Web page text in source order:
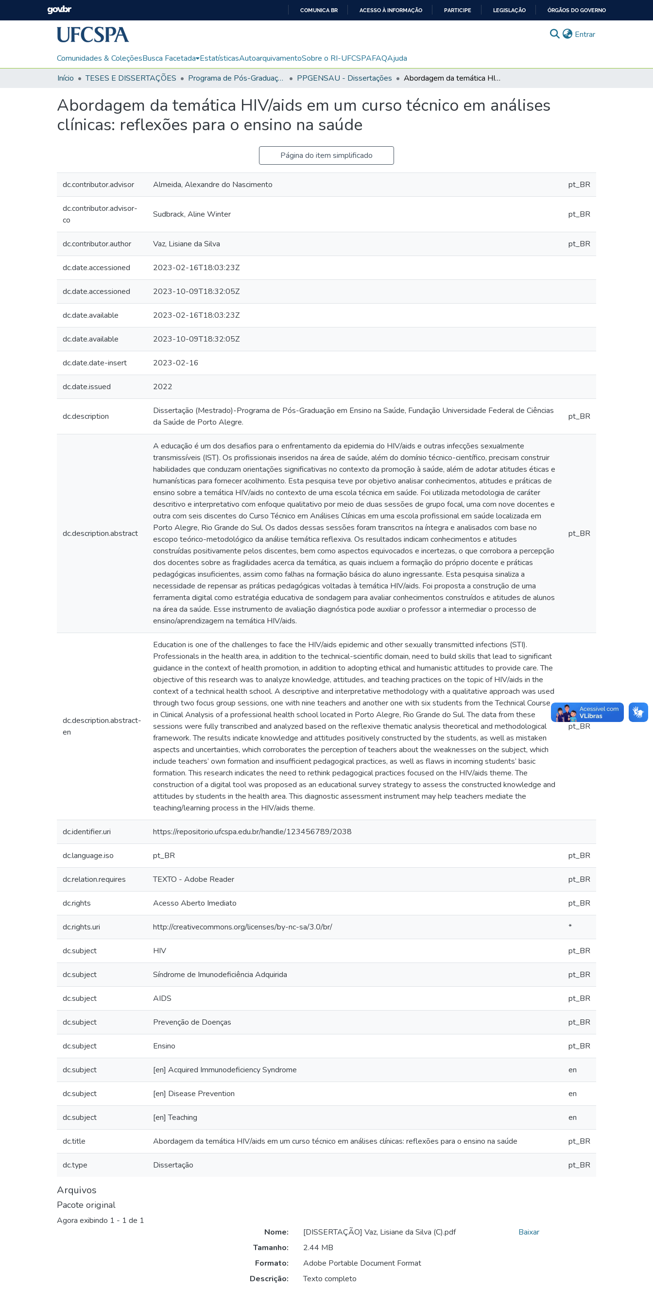
CONTEÚDO
COMUNICA BR ACESSO À INFORMAÇÃO PARTICIPE LEGISLAÇÃO ÓRGÃOS DO GOVERNO
Entrar(current)
Comunidades & ColeçõesBusca Facetada EstatísticasAutoarquivamentoSobre o RI-UFCSPAFAQAjuda
Início
TESES E DISSERTAÇÕES Programa de Pós-Graduação em Ensino na Saúde PPGENSAU - Dissertações Abordagem da temática HIV/aids em um curso técnico em análises clínicas: reflexões para o ensino na saúde
Abordagem da temática HIV/aids em um curso técnico em análises
clínicas: reflexões para o ensino na saúde
Página do item simplificado
dc.contributor.advisor Almeida, Alexandre do Nascimento pt_BR
dc.contributor.advisor-
co
Sudbrack, Aline Winter pt_BR
dc.contributor.author Vaz, Lisiane da Silva pt_BR
dc.date.accessioned 2023-02-16T18:03:23Z
dc.date.accessioned 2023-10-09T18:32:05Z
dc.date.available 2023-02-16T18:03:23Z
dc.date.available 2023-10-09T18:32:05Z
dc.date.date-insert 2023-02-16
dc.date.issued 2022
dc.description
Dissertação (Mestrado)-Programa de Pós-Graduação em Ensino na Saúde, Fundação Universidade Federal de Ciências
da Saúde de Porto Alegre.
pt_BR
dc.description.abstract
A educação é um dos desafios para o enfrentamento da epidemia do HIV/aids e outras infecções sexualmente
transmissíveis (IST). Os profissionais inseridos na área de saúde, além do domínio técnico-científico, precisam construir
habilidades que conduzam orientações significativas no contexto da promoção à saúde, além de adotar atitudes éticas e
humanísticas para fornecer acolhimento. Esta pesquisa teve por objetivo analisar conhecimentos, atitudes e práticas de
ensino sobre a temática HIV/aids no contexto de uma escola técnica em saúde. Foi utilizada metodologia de caráter
descritivo e interpretativo com enfoque qualitativo por meio de duas sessões de grupo focal, uma com nove docentes e
outra com seis discentes do Curso Técnico em Análises Clínicas em uma escola profissional em saúde localizada em
Porto Alegre, Rio Grande do Sul. Os dados dessas sessões foram transcritos na íntegra e analisados com base no
escopo teórico-metodológico da análise temática reflexiva. Os resultados indicam conhecimentos e atitudes
construídas positivamente pelos discentes, bem como aspectos equivocados e incertezas, o que corrobora a percepção
dos docentes sobre as fragilidades acerca da temática, as quais incluem a formação do próprio docente e práticas
pedagógicas insuficientes, assim como falhas na formação básica do aluno ingressante. Esta pesquisa sinaliza a
necessidade de repensar as práticas pedagógicas voltadas à temática HIV/aids. Foi proposta a construção de uma
ferramenta digital como estratégia educativa de sondagem para avaliar conhecimentos construídos e atitudes de alunos
na área da saúde. Esse instrumento de avaliação diagnóstica pode auxiliar o professor a intermediar o processo de
ensino/aprendizagem na temática HIV/aids.
pt_BR
dc.description.abstract-
en
Education is one of the challenges to face the HIV/aids epidemic and other sexually transmitted infections (STI).
Professionals in the health area, in addition to the technical-scientific domain, need to build skills that lead to significant
guidance in the context of health promotion, in addition to adopting ethical and humanistic attitudes to provide care. The
objective of this research was to analyze knowledge, attitudes, and teaching practices on the topic of HIV/aids in the
context of a technical health school. A descriptive and interpretative methodology with a qualitative approach was used
through two focus group sessions, one with nine teachers and another one with six students from the Technical Course
in Clinical Analysis of a professional health school located in Porto Alegre, Rio Grande do Sul. The data from these
sessions were fully transcribed and analyzed based on the reflexive thematic analysis theoretical and methodological
framework. The results indicate knowledge and attitudes positively constructed by the students, as well as mistaken
aspects and uncertainties, which corroborates the perception of teachers about the weaknesses on the subject, which
include teachers’ own formation and insufficient pedagogical practices, as well as flaws in incoming students’ basic
formation. This research indicates the need to rethink pedagogical practices focused on the HIV/aids theme. The
construction of a digital tool was proposed as an educational survey strategy to assess the constructed knowledge and
attitudes by students in the health area. This diagnostic assessment instrument may help teachers mediate the
teaching/learning process in the HIV/aids theme.
pt_BR
dc.identifier.uri https://repositorio.ufcspa.edu.br/handle/123456789/2038
dc.language.iso pt_BR pt_BR
dc.relation.requires TEXTO - Adobe Reader pt_BR
dc.rights Acesso Aberto Imediato pt_BR
dc.rights.uri http://creativecommons.org/licenses/by-nc-sa/3.0/br/ *
dc.subject HIV pt_BR
dc.subject Síndrome de Imunodeficiência Adquirida pt_BR
dc.subject AIDS pt_BR
dc.subject Prevenção de Doenças pt_BR
dc.subject Ensino pt_BR
dc.subject [en] Acquired Immunodeficiency Syndrome en
dc.subject [en] Disease Prevention en
dc.subject [en] Teaching en
dc.title Abordagem da temática HIV/aids em um curso técnico em análises clínicas: reflexões para o ensino na saúde pt_BR
dc.type Dissertação pt_BR
Arquivos
Pacote original
Agora exibindo 1 - 1 de 1
Nome:
[DISSERTAÇÃO] Vaz, Lisiane da Silva (C).pdf
Tamanho:
2.44 MB
Formato:
Adobe Portable Document Format
Descrição:
Texto completo
Baixar